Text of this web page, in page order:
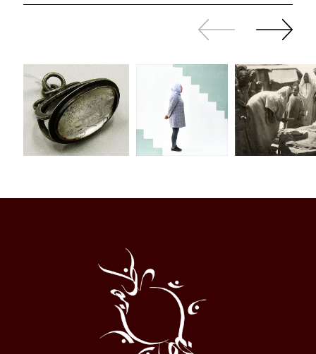
Revenir
en
continuer
Halqa